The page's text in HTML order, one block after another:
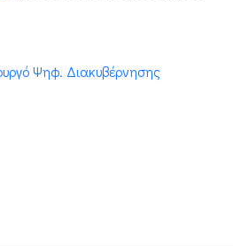
Ψηφ. Διακυβέρνησης